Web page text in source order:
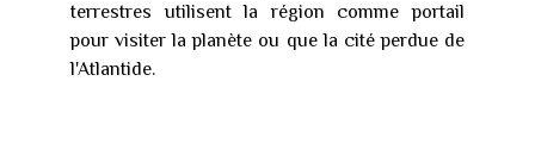
terrestres utilisent la région comme portail
pour visiter la planète ou que la cité perdue de
l'Atlantide.